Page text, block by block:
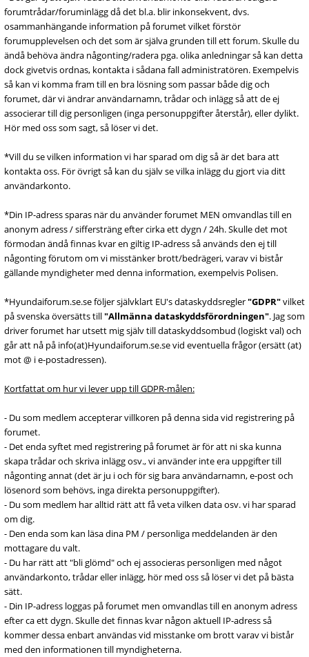
forumtrådar/foruminlägg då det bl.a. blir inkonsekvent, dvs.
osammanhängande information på forumet vilket förstör
forumupplevelsen och det som är själva grunden till ett forum. Skulle du
ändå behöva ändra någonting/radera pga. olika anledningar så kan detta
dock givetvis ordnas, kontakta i sådana fall administratören. Exempelvis
så kan vi komma fram till en bra lösning som passar både dig och
forumet, där vi ändrar användarnamn, trådar och inlägg så att de ej
associerar till dig personligen (inga personuppgifter återstår), eller dylikt.
Hör med oss som sagt, så löser vi det.
*Vill du se vilken information vi har sparad om dig så är det bara att
kontakta oss. För övrigt så kan du själv se vilka inlägg du gjort via ditt
användarkonto.
*Din IP-adress sparas när du använder forumet MEN omvandlas till en
anonym adress / siffersträng efter cirka ett dygn / 24h. Skulle det mot
förmodan ändå finnas kvar en giltig IP-adress så används den ej till
någonting förutom om vi misstänker brott/bedrägeri, varav vi bistår
gällande myndigheter med denna information, exempelvis Polisen.
*Hyundaiforum.se.se följer självklart EU's dataskyddsregler"GDPR"vilket
på svenska översätts till"Allmänna dataskyddsförordningen". Jag som
driver forumet har utsett mig själv till dataskyddsombud (logiskt val) och
går att nå på info(at)Hyundaiforum.se.se vid eventuella frågor (ersätt (at)
mot @ i e-postadressen).
Kortfattat om hur vi lever upp till GDPR-målen:
- Du som medlem accepterar villkoren på denna sida vid registrering på
forumet.
- Det enda syftet med registrering på forumet är för att ni ska kunna
skapa trådar och skriva inlägg osv., vi använder inte era uppgifter till
någonting annat (det är ju i och för sig bara användarnamn, e-post och
lösenord som behövs, inga direkta personuppgifter).
- Du som medlem har alltid rätt att få veta vilken data osv. vi har sparad
om dig.
- Den enda som kan läsa dina PM / personliga meddelanden är den
mottagare du valt.
- Du har rätt att "bli glömd" och ej associeras personligen med något
användarkonto, trådar eller inlägg, hör med oss så löser vi det på bästa
sätt.
- Din IP-adress loggas på forumet men omvandlas till en anonym adress
efter ca ett dygn. Skulle det finnas kvar någon aktuell IP-adress så
kommer dessa enbart användas vid misstanke om brott varav vi bistår
med den informationen till myndigheterna.